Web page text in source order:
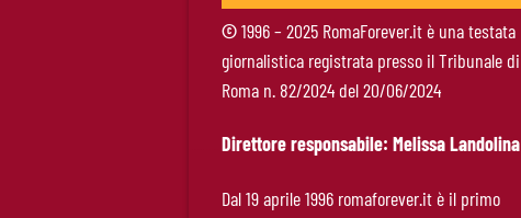
©1996 – 2025 RomaForever.it è una testata
giornalistica registrata presso il Tribunale di
Roma n. 82/2024 del 20/06/2024
Direttore responsabile: Melissa Landolina
Dal 19 aprile 1996 romaforever.it è il primo